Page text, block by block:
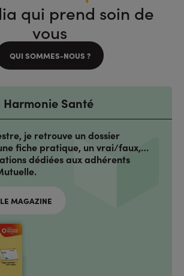
qui prend soin de
vous
QUI SOMMES-NOUS ?
Harmonie Santé
je retrouve un dossier
fiche pratique, un vrai/faux,…
dédiées aux adhérents
MAGAZINE